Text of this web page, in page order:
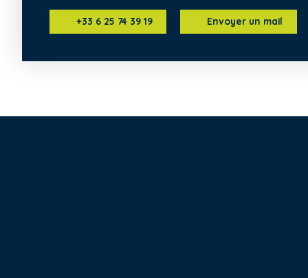
+33 6 25 74 39 19 Envoyer un mail